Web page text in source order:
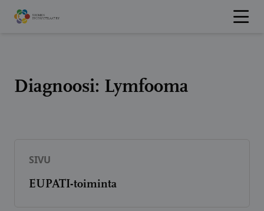
Hyppää
sisältöön
Diagnoosi: Lymfooma
SIVU
EUPATI-toiminta